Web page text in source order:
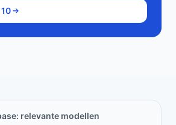
relevante modellen